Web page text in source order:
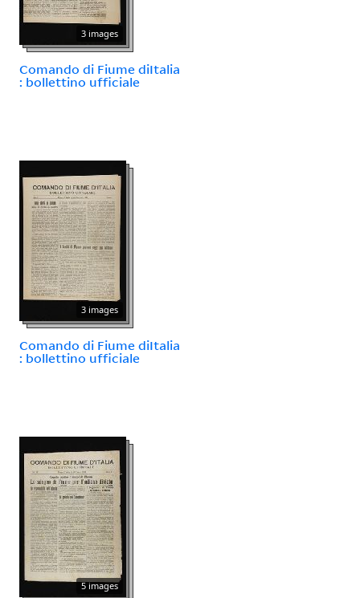
3 images
Comando di Fiume diItalia
: bollettino ufficiale
3 images
Comando di Fiume diItalia
: bollettino ufficiale
5 images